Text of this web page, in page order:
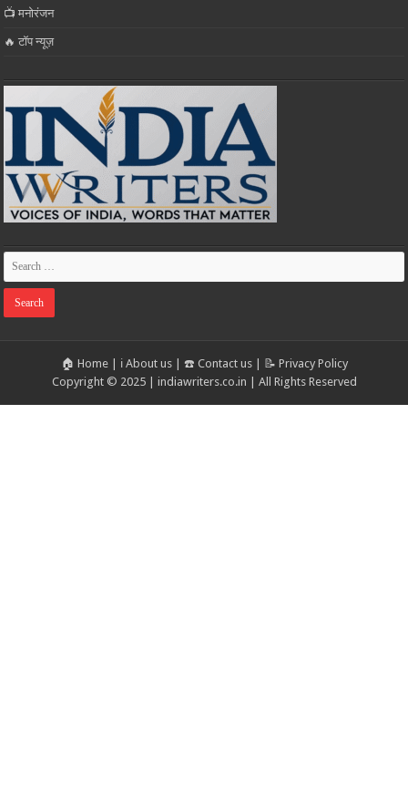
📺 मनोरंजन
🔥 टॉप न्यूज़
🏠 Home| ℹ️ About us| ☎️ Contact us|
📝 Privacy Policy
Copyright © 2025 | indiawriters.co.in | All Rights Reserved